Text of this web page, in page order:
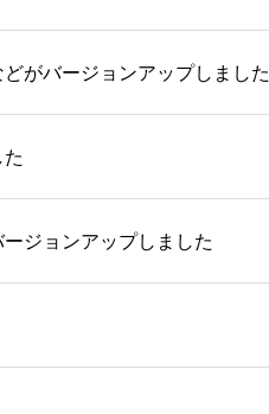
がバージョンアップしました
ジョンアップしました